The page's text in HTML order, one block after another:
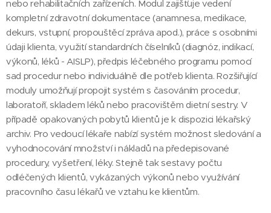
nebo rehabilitačních zařízeních. Modul zajišťuje vedení
kompletní zdravotní dokumentace (anamnesa, medikace,
dekurs, vstupní, propouštěcí zpráva apod.), práce s osobními
údaji klienta, využití standardních číselníků (diagnóz, indikací,
výkonů, léků - AISLP), předpis léčebného programu pomocí
sad procedur nebo individuálně dle potřeb klienta. Rozšiřující
moduly umožňují propojit systém s časováním procedur,
laboratoří, skladem léků nebo pracovištěm dietní sestry. V
případě opakovaných pobytů klientů je k dispozici lékařský
archiv. Pro vedoucí lékaře nabízí systém možnost sledování a
vyhodnocování množství i nákladů na předepisované
procedury, vyšetření, léky. Stejně tak sestavy počtu
odléčených klientů, vykázaných výkonů nebo využívání
pracovního času lékařů ve vztahu ke klientům.